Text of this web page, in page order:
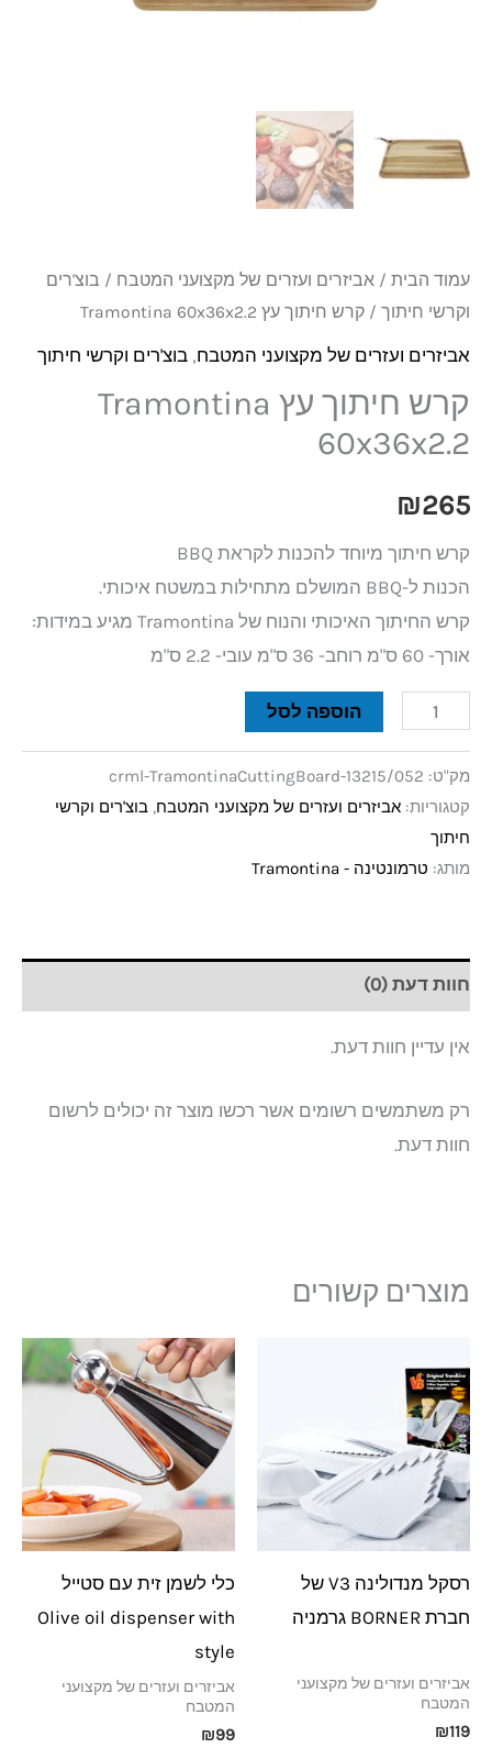
עמוד הבית / אביזרים ועזרים של מקצועני המטבח / בוצ'רים
וקרשי חיתוך / קרש חיתוך עץ Tramontina 60x36x2.2
אביזרים ועזרים של מקצועני המטבח, בוצ'רים וקרשי חיתוך
קרש חיתוך עץ Tramontina
60x36x2.2
₪265
קרש חיתוך מיוחד להכנות לקראת BBQ
הכנות ל-BBQ המושלם מתחילות במשטח איכותי.
קרש החיתוך האיכותי והנוח של Tramontina מגיע במידות:
אורך- 60 ס"מ רוחב- 36 ס"מ עובי- 2.2 ס"מ
הוספה לסל
מק"ט: crml-TramontinaCuttingBoard-13215/052
קטגוריות: אביזרים ועזרים של מקצועני המטבח, בוצ'רים וקרשי
חיתוך
מותג: טרמונטינה - Tramontina
חוות דעת (0)
אין עדיין חוות דעת.
רק משתמשים רשומים אשר רכשו מוצר זה יכולים לרשום
חוות דעת.
מוצרים קשורים
רסקל מנדולינה V3 של
חברת BORNER גרמניה
אביזרים ועזרים של מקצועני
המטבח
₪119
כלי לשמן זית עם סטייל
Olive oil dispenser with
style
אביזרים ועזרים של מקצועני
המטבח
₪99